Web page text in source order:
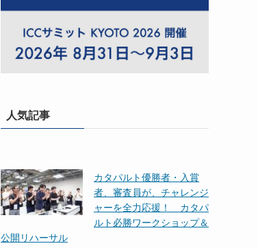
人気記事
カタパルト優勝者・入賞
者、審査員が、チャレンジ
ャーを全力応援！ カタパ
ルト必勝ワークショップ＆
公開リハーサル